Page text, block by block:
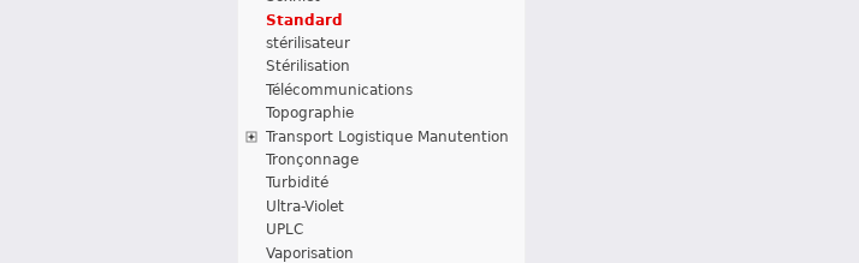
Standard
stérilisateur
Stérilisation
Télécommunications
Topographie
Transport Logistique Manutention
Tronçonnage
Turbidité
Ultra-Violet
UPLC
Vaporisation